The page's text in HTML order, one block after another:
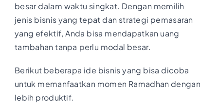
besar dalam waktu singkat. Dengan memilih
jenis bisnis yang tepat dan strategi pemasaran
yang efektif, Anda bisa mendapatkan uang
tambahan tanpa perlu modal besar.
Berikut beberapa ide bisnis yang bisa dicoba
untuk memanfaatkan momen Ramadhan dengan
lebih produktif.